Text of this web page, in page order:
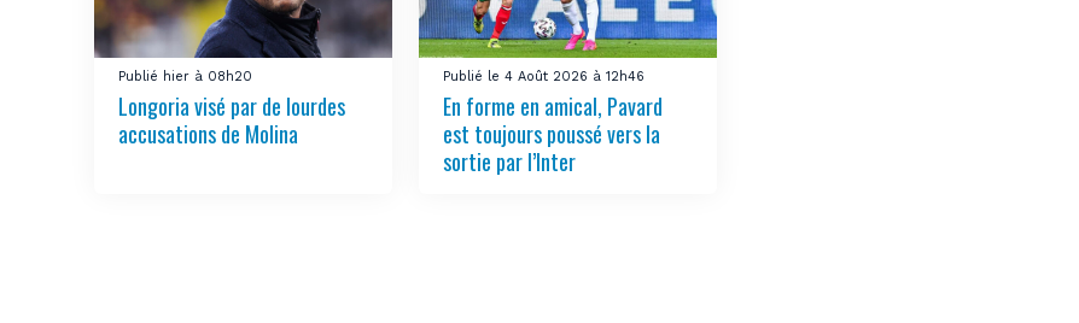
Publié hier à 08h20
Longoria visé par de lourdes
accusations de Molina
Publié le 4 Août 2026 à 12h46
En forme en amical, Pavard
est toujours poussé vers la
sortie par l’Inter